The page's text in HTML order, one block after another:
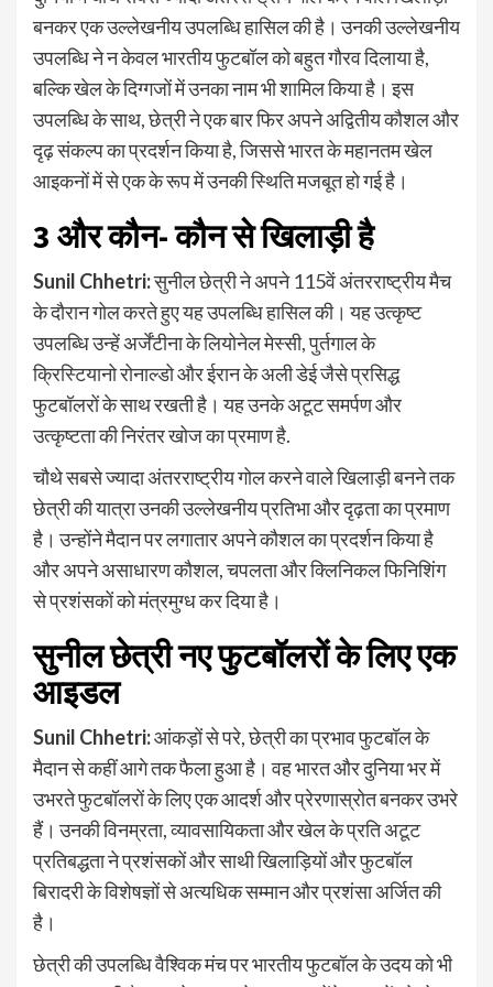
बनकर एक उल्लेखनीय उपलब्धि हासिल की है। उनकी उल्लेखनीय
उपलब्धि ने न केवल भारतीय फुटबॉल को बहुत गौरव दिलाया है,
बल्कि खेल के दिग्गजों में उनका नाम भी शामिल किया है। इस
उपलब्धि के साथ, छेत्री ने एक बार फिर अपने अद्वितीय कौशल और
दृढ़ संकल्प का प्रदर्शन किया है, जिससे भारत के महानतम खेल
आइकनों में से एक के रूप में उनकी स्थिति मजबूत हो गई है।
3 और कौन- कौन से खिलाड़ी है
Sunil Chhetri:सुनील छेत्री ने अपने 115वें अंतरराष्ट्रीय मैच
के दौरान गोल करते हुए यह उपलब्धि हासिल की। यह उत्कृष्ट
उपलब्धि उन्हें अर्जेंटीना के लियोनेल मेस्सी, पुर्तगाल के
क्रिस्टियानो रोनाल्डो और ईरान के अली डेई जैसे प्रसिद्ध
फुटबॉलरों के साथ रखती है। यह उनके अटूट समर्पण और
उत्कृष्टता की निरंतर खोज का प्रमाण है.
चौथे सबसे ज्यादा अंतरराष्ट्रीय गोल करने वाले खिलाड़ी बनने तक
छेत्री की यात्रा उनकी उल्लेखनीय प्रतिभा और दृढ़ता का प्रमाण
है। उन्होंने मैदान पर लगातार अपने कौशल का प्रदर्शन किया है
और अपने असाधारण कौशल, चपलता और क्लिनिकल फिनिशिंग
से प्रशंसकों को मंत्रमुग्ध कर दिया है।
सुनील छेत्री नए फुटबॉलरों के लिए एक
आइडल
Sunil Chhetri:आंकड़ों से परे, छेत्री का प्रभाव फुटबॉल के
मैदान से कहीं आगे तक फैला हुआ है। वह भारत और दुनिया भर में
उभरते फुटबॉलरों के लिए एक आदर्श और प्रेरणास्रोत बनकर उभरे
हैं। उनकी विनम्रता, व्यावसायिकता और खेल के प्रति अटूट
प्रतिबद्धता ने प्रशंसकों और साथी खिलाड़ियों और फुटबॉल
बिरादरी के विशेषज्ञों से अत्यधिक सम्मान और प्रशंसा अर्जित की
है।
छेत्री की उपलब्धि वैश्विक मंच पर भारतीय फुटबॉल के उदय को भी